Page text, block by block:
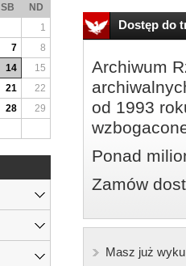
Dostęp do
Archiwum
od 1993
Ponad
Zamów
Masz już
SB
ND
1
7
8
14
15
21
22
28
29